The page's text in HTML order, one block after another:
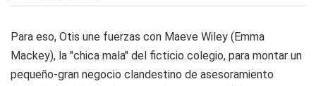
Para eso, Otis une fuerzas con Maeve Wiley (Emma
Mackey), la "chica mala" del ficticio colegio, para montar un
pequeño-gran negocio clandestino de asesoramiento